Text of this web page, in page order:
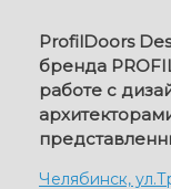
ProfilDoors
бренда
работе с
Челябинск,